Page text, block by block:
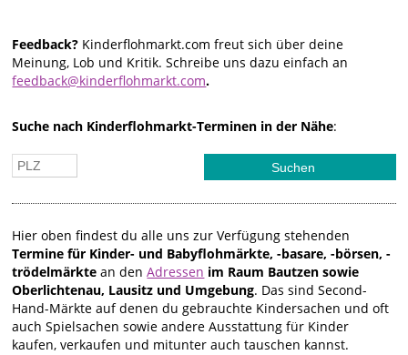
Feedback? Kinderflohmarkt.com freut sich über deine
Meinung, Lob und Kritik. Schreibe uns dazu einfach an
feedback@kinderflohmarkt.com.
Suche nach Kinderflohmarkt-Terminen in der Nähe:
Hier oben findest du alle uns zur Verfügung stehenden
Termine für Kinder- und Babyflohmärkte, -basare, -börsen, -
trödelmärkte an denAdressen im Raum Bautzen sowie
Oberlichtenau, Lausitz und Umgebung. Das sind Second-
Hand-Märkte auf denen du gebrauchte Kindersachen und oft
auch Spielsachen sowie andere Ausstattung für Kinder
kaufen, verkaufen und mitunter auch tauschen kannst.